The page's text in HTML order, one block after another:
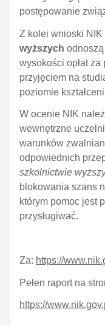
postępowanie
Z kolei wnioski NIK
wyższych
wysokości opłat
przyjęciem na
poziomie
W ocenie NIK
wewnętrzne
warunków
odpowiednich
szkolnictwie
blokowania szans
którym pomoc jest
przysługiwać.
Za: https://
Pełen raport na
https://